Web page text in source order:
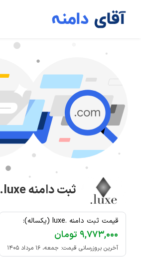
ثبت دامنه.luxe
قیمت ثبت دامنه .luxe (یکساله):
۹,۷۷۳,۰۰۰ تومان
آخرین بروزرسانی قیمت: جمعه، ۱۶ مرداد ۱۴۰۵